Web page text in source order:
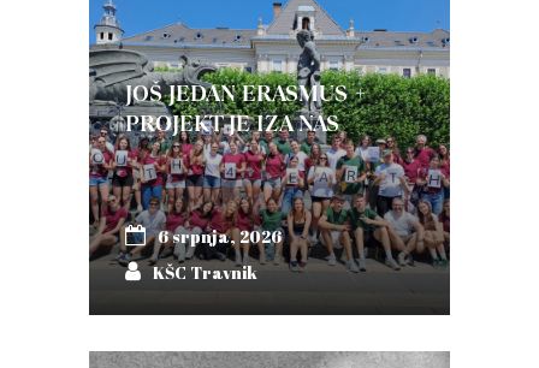
JOŠ JEDAN ERASMUS +
PROJEKT JE IZA NAS
6 srpnja, 2026
KŠC Travnik